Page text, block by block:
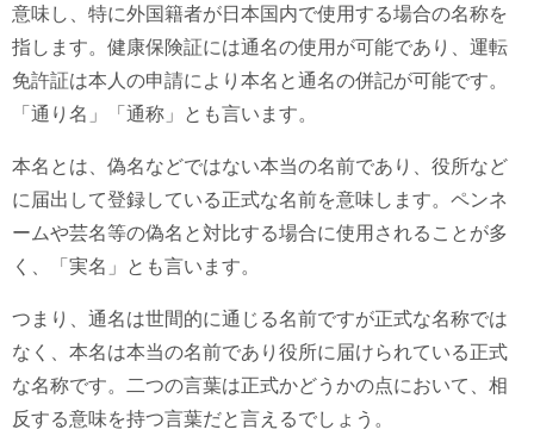
意味し、特に外国籍者が日本国内で使用する場合の名称を
指します。健康保険証には通名の使用が可能であり、運転
免許証は本人の申請により本名と通名の併記が可能です。
「通り名」「通称」とも言います。
本名とは、偽名などではない本当の名前であり、役所など
に届出して登録している正式な名前を意味します。ペンネ
ームや芸名等の偽名と対比する場合に使用されることが多
く、「実名」とも言います。
つまり、通名は世間的に通じる名前ですが正式な名称では
なく、本名は本当の名前であり役所に届けられている正式
な名称です。二つの言葉は正式かどうかの点において、相
反する意味を持つ言葉だと言えるでしょう。